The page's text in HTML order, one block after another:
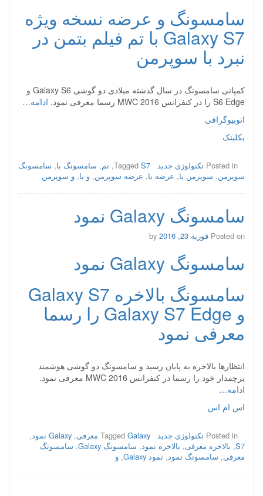
سامسونگ و عرضه نسخه ویژه
Galaxy S7 با تم فیلم بتمن در
نبرد با سوپرمن
کمپانی سامسونگ در سال گذشته میلادی دو گوشی Galaxy S6 و
S6 Edge را در کنفرانس MWC 2016 رسما معرفی نمود.
ادامه…
اتوبیوگرافی
بکلینک
Posted in تکنولوژی جدید Tagged S7
, تم, سامسونگ با, سامسونگ
سوپرمن, سوپرمن با, عرضه با, عرضه سوپرمن, و با, و سوپرمن
سامسونگ Galaxy نمود
Posted on فوریه 23, 2016
سامسونگ Galaxy نمود
سامسونگ بالاخره Galaxy S7
و Galaxy S7 Edge را رسما
معرفی نمود
انتظارها بالاخره به پایان رسید و سامسونگ دو گوشی هوشمند
پرچمدار خود را رسما در کنفرانس MWC 2016 معرفی نمود.
ادامه…
اس ام اس
Posted in تکنولوژی جدید Tagged Galaxy معرفی , Galaxy نمود
,
S7
, بالاخره معرفی, بالاخره نمود, سامسونگ Galaxy , سامسونگ
معرفی, سامسونگ نمود, نمود Galaxy , و